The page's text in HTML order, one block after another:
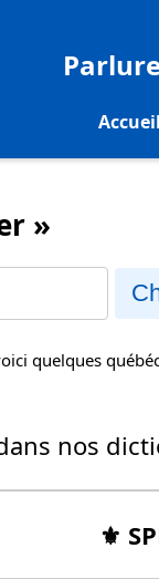
Accueil
»
quelques
nos
⚜️